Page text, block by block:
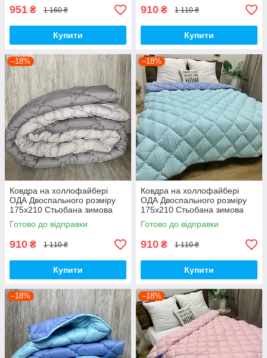
951 ₴ 1 160 ₴
Купити
910 ₴ 1 110 ₴
Купити
–18%
Ковдра на холлофайбері
ОДА Двоспального розміру
175х210 Стьобана зимова
ковдра високої якості сірого
кольору
Готово до відправки
910 ₴ 1 110 ₴
Купити
–18%
Ковдра на холлофайбері
ОДА Двоспального розміру
175х210 Стьобана зимова
ковдра високої якості
Готово до відправки
910 ₴ 1 110 ₴
Купити
–18% –18%